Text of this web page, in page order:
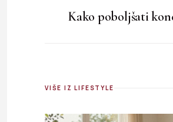
Kako poboljšati
VIŠE IZ LIFESTYLE